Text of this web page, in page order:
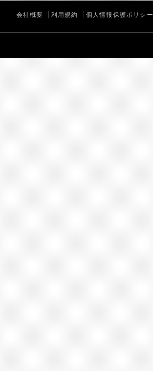
会社概要 利用規約 個人情報保護ポリシー